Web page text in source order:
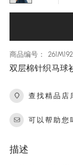
商品编号：
双层棉针织马球
查找精品店
可以帮助您
描述